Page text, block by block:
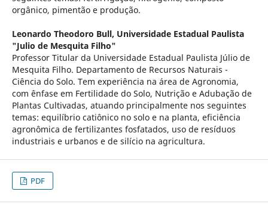
orgânico, pimentão e produção.
Leonardo Theodoro Bull, Universidade Estadual Paulista
"Julio de Mesquita Filho"
Professor Titular da Universidade Estadual Paulista Júlio de
Mesquita Filho. Departamento de Recursos Naturais -
Ciência do Solo. Tem experiência na área de Agronomia,
com ênfase em Fertilidade do Solo, Nutrição e Adubação de
Plantas Cultivadas, atuando principalmente nos seguintes
temas: equilíbrio catiônico no solo e na planta, eficiência
agronômica de fertilizantes fosfatados, uso de resíduos
industriais e urbanos e de silício na agricultura.
PDF